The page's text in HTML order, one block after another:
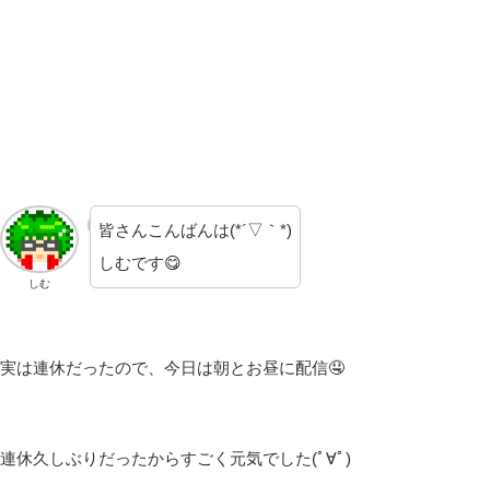
しむ
皆さんこんばんは(*´▽｀*)
しむです😋
実は連休だったので、今日は朝とお昼に配信🤤
連休久しぶりだったからすごく元気でした(ﾟ∀ﾟ)